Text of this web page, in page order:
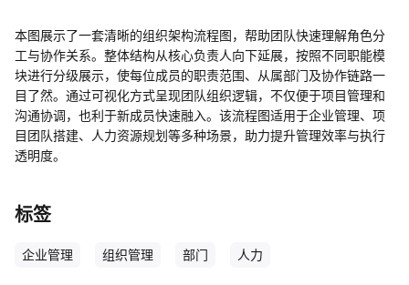
本图展示了一套清晰的组织架构流程图，帮助团队快速理解角色分
工与协作关系。整体结构从核心负责人向下延展，按照不同职能模
块进行分级展示，使每位成员的职责范围、从属部门及协作链路一
目了然。通过可视化方式呈现团队组织逻辑，不仅便于项目管理和
沟通协调，也利于新成员快速融入。该流程图适用于企业管理、项
目团队搭建、人力资源规划等多种场景，助力提升管理效率与执行
透明度。
标签
企业管理 组织管理 部门 人力